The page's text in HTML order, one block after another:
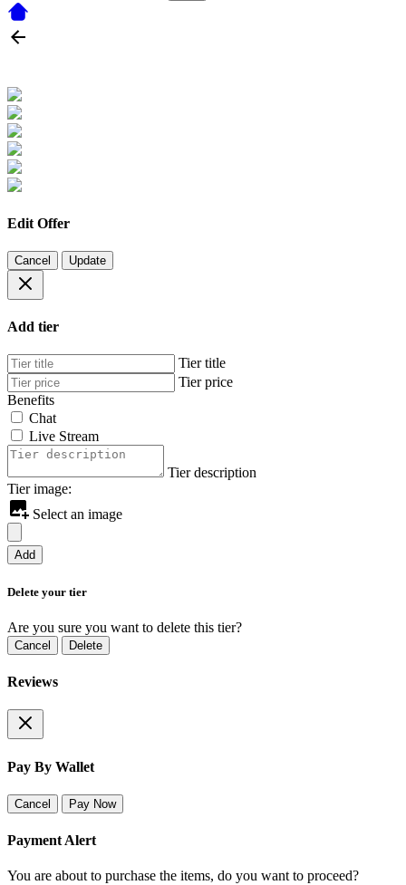
Edit Offer
Cancel Update
Add tier
Tier title
Tier price
Benefits
Chat
Live Stream
Tier description
Tier image:
Select an image
Add
Delete your tier
Are you sure you want to delete this tier?
Cancel Delete
Reviews
Pay By Wallet
Cancel Pay Now
Payment Alert
You are about to purchase the items, do you want to proceed?